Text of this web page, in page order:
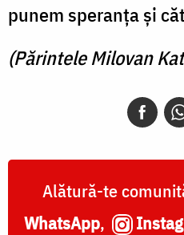
punem speranța și
(Părintele Milovan
Alătură-te
WhatsApp,